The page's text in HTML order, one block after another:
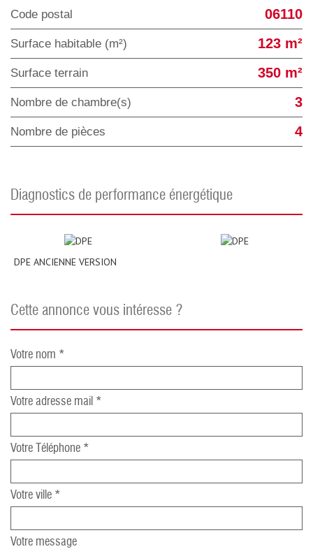
Code postal 06110
Surface habitable (m²) 123 m²
surface terrain 350 m²
Nombre de chambre(s) 3
Nombre de pièces 4
diagnostics de performance énergétique
DPE ANCIENNE VERSION
cette annonce vous intéresse ?
Votre nom *
Votre adresse mail *
Votre Téléphone *
Votre ville *
Votre message